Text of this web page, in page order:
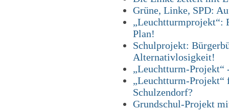
Grüne, Linke, SPD:
„Leuchtturmprojekt“:
Plan!
Schulprojekt:
Alternativlosigkeit!
„Leuchtturm-
„Leuchtturm-
Schulzendorf?
Grundschul-Projekt